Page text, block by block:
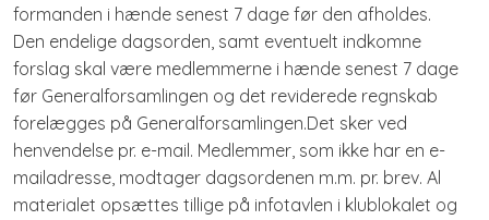
formanden i hænde senest 7 dage før den afholdes.
Den endelige dagsorden, samt eventuelt indkomne
forslag skal være medlemmerne i hænde senest 7 dage
før Generalforsamlingen og det reviderede regnskab
forelægges på Generalforsamlingen.Det sker ved
henvendelse pr. e-mail. Medlemmer, som ikke har en e-
mailadresse, modtager dagsordenen m.m. pr. brev. Al
materialet opsættes tillige på infotavlen i klublokalet og